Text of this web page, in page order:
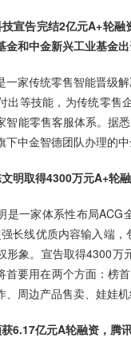
宣告完结2亿元A+轮
金和中金新兴工业基金
一家传统零售智能晋级
出等技能，为传统零售
智能零售客服体系。据
下中金智德团队办理的
明取得4300万元A+轮
是一家体系性布局ACG
长线优质内容输入端
形象。宣告取得4300万
首要用在两个方面：榜
、周边产品售卖、娃娃机
6.17亿元A轮融资，腾